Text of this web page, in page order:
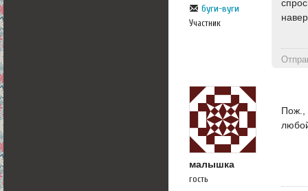
буги-вуги
Участник
малышка
гость
Пож.,